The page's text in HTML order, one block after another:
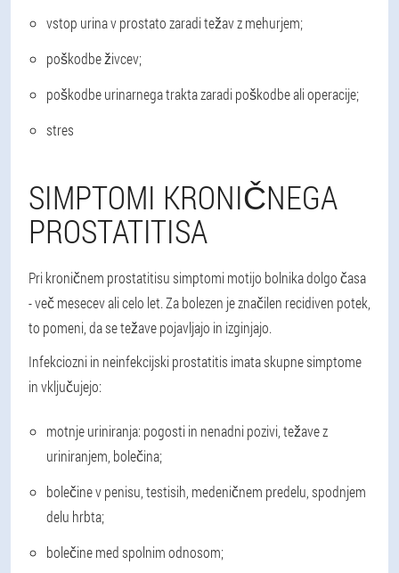
vstop urina v prostato zaradi težav z mehurjem;
poškodbe živcev;
poškodbe urinarnega trakta zaradi poškodbe ali operacije;
stres
SIMPTOMI KRONIČNEGA
PROSTATITISA
Pri kroničnem prostatitisu simptomi motijo bolnika dolgo časa
- več mesecev ali celo let. Za bolezen je značilen recidiven potek,
to pomeni, da se težave pojavljajo in izginjajo.
Infekciozni in neinfekcijski prostatitis imata skupne simptome
in vključujejo:
motnje uriniranja: pogosti in nenadni pozivi, težave z
uriniranjem, bolečina;
bolečine v penisu, testisih, medeničnem predelu, spodnjem
delu hrbta;
bolečine med spolnim odnosom;